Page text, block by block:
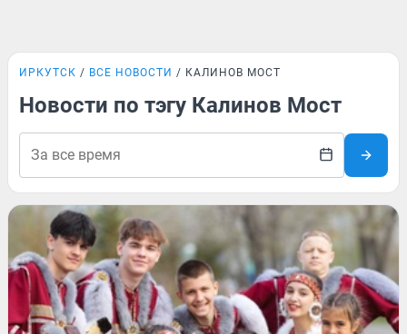
ИРКУТСК ВСЕ НОВОСТИ КАЛИНОВ МОСТ
Новости по тэгу Калинов Мост